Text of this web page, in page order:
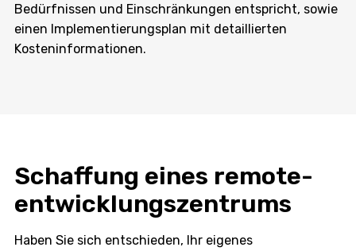
Bedürfnissen und Einschränkungen entspricht, sowie
einen Implementierungsplan mit detaillierten
Kosteninformationen.
Schaffung eines remote-
entwicklungszentrums
Haben Sie sich entschieden, Ihr eigenes